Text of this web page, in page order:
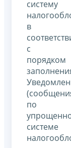
систему
в
с
порядком
по
системе